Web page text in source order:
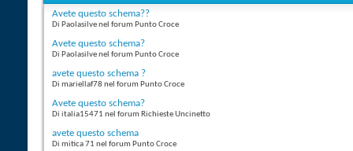
Avete questo schema??
Di Paolasilve nel forum Punto Croce
Avete questo schema?
Di Paolasilve nel forum Punto Croce
avete questo schema ?
Di mariellaf78 nel forum Punto Croce
Avete questo schema?
Di italia15471 nel forum Richieste Uncinetto
avete questo schema
Di mitica 71 nel forum Punto Croce